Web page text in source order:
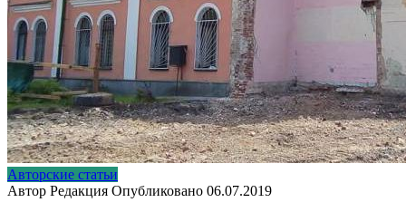
Авторские статьи
Автор Редакция Опубликовано 06.07.2019